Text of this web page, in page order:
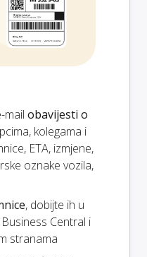
mail obavijesti o
kolegama i
ETA, izmjene,
oznake vozila,
, dobijte ih u
Central i
stranama